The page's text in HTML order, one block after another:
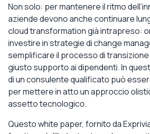
Non solo: per mantenere il ritmo
aziende devono anche continuare
cloud transformation già intrapreso:
investire in strategie di change
semplificare il processo di
giusto supporto ai dipendenti. In
di un consulente qualificato può
per mettere in atto un approccio
assetto tecnologico.
Questo white paper, fornito da